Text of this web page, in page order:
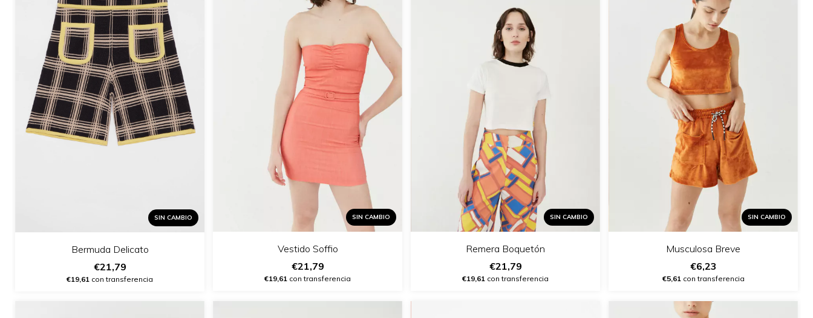
SIN CAMBIO
Bermuda Delicato
€21,79
€19,61 con transferencia
SIN CAMBIO
Vestido Soffio
€21,79
€19,61 con transferencia
SIN CAMBIO
Remera Boquetón
€21,79
€19,61 con transferencia
SIN CAMBIO
Musculosa Breve
€6,23
€5,61con transferencia